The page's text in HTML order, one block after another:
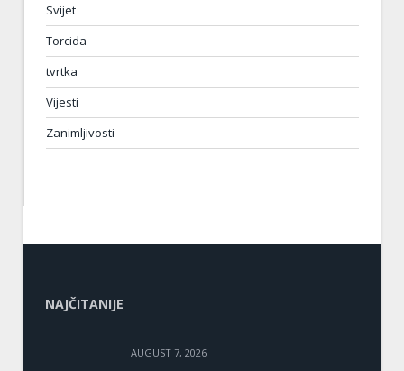
Svijet
Torcida
tvrtka
Vijesti
Zanimljivosti
NAJČITANIJE
AUGUST 7, 2026